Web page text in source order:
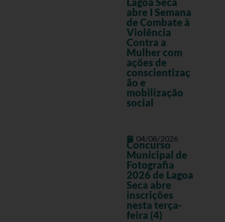
abre I Semana
de Combate à
Violência
Contra a
Mulher com
ações de
conscientizaç
ão e
mobilização
social
04/08/2026
Concurso
Municipal de
Fotografia
2026 de Lagoa
Seca abre
inscrições
nesta terça-
feira (4)